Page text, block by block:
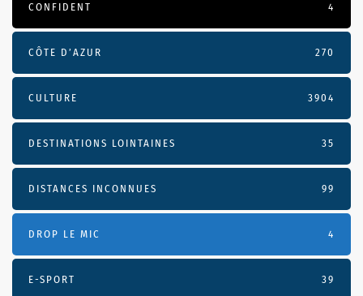
CONFIDENT 4
CÔTE D’AZUR 270
CULTURE 3904
DESTINATIONS LOINTAINES 35
DISTANCES INCONNUES 99
DROP LE MIC 4
E-SPORT 39